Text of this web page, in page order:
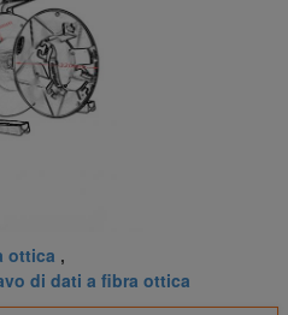
ottica ,
di dati a fibra ottica